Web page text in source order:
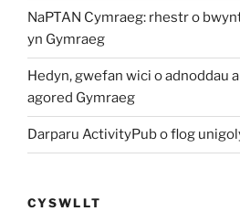
NaPTAN Cymraeg: rhestr o
yn Gymraeg
Hedyn, gwefan wici o adnoddau
agored Gymraeg
Darparu ActivityPub o flog
CYSWLLT